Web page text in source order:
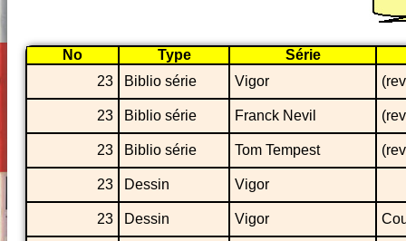
No Type
Série
23
Biblio série Vigor
23 Biblio série Franck Nevil
23 Biblio série Tom Tempest
23 Dessin Vigor
23 Dessin Vigor